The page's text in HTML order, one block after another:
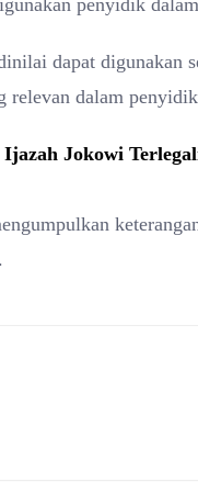
penyidik
dapat digunakan
relevan dalam
Jokowi